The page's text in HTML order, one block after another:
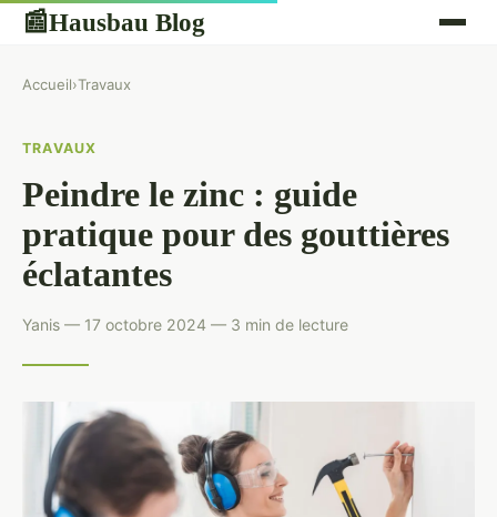
📰Hausbau Blog
Accueil›Travaux
TRAVAUX
Peindre le zinc : guide
pratique pour des gouttières
éclatantes
Yanis — 17 octobre 2024 — 3 min de lecture